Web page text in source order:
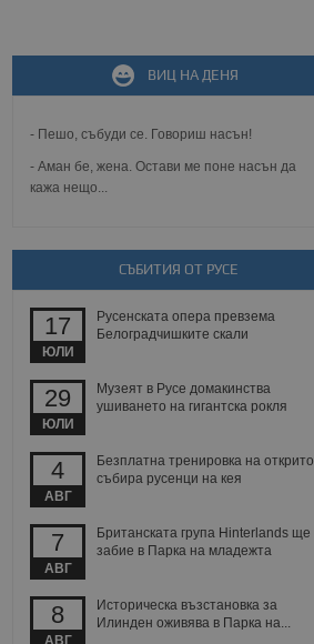
ВИЦ НА ДЕНЯ
- Пешо, събуди се. Говориш насън!
- Аман бе, жена. Остави ме поне насън да
кажа нещо...
СЪБИТИЯ ОТ РУСЕ
17
ЮЛИ
Русенската опера превзема
Белоградчишките скали
29
ЮЛИ
Музеят в Русе домакинства
ушиването на гигантска рокля
4
АВГ
Безплатна тренировка на открито
събира русенци на кея
7
АВГ
Британската група Hinterlands ще
забие в Парка на младежта
8
АВГ
Историческа възстановка за
Илинден оживява в Парка на...
зададена от уеб
MVC
неразрешеното
известно като
Той не съдържа
при затваряне
на съгласието на
че техните
за да се правят
уебсайт.
на
бисквитките,
съответствие и
и
предоставя
използва
потребител може
Описание